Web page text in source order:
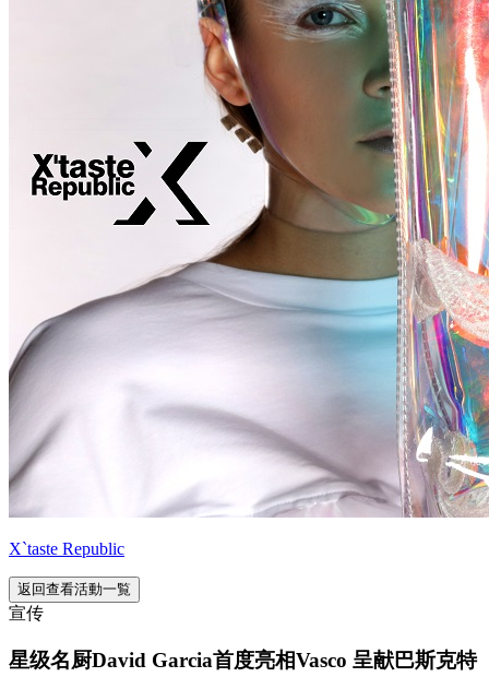
X`taste Republic
返回查看活動一覧
宣传
星级名厨David Garcia首度亮相Vasco 呈献巴斯克特